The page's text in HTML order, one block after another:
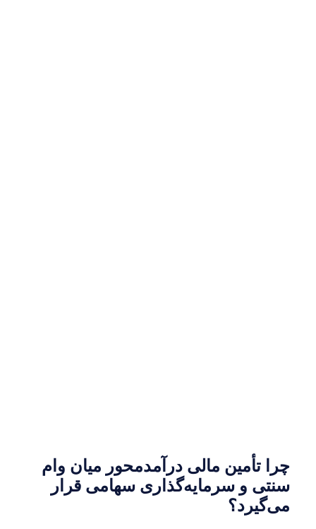
چرا تأمین مالی درآمدمحور میان وام
سنتی و سرمایه‌گذاری سهامی قرار
می‌گیرد؟